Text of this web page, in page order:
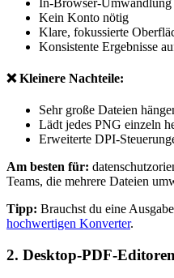
Kein Konto nötig
Klare, fokussierte
Konsistente Ergebnisse
❌ Kleinere Nachteile:
Sehr große Dateien
Lädt jedes PNG einzeln
Erweiterte DPI-
Am besten für:
Teams, die mehrere Dateien
Tipp: Brauchst du eine
hochwertigen Konverter.
2. Desktop-PDF-Editoren